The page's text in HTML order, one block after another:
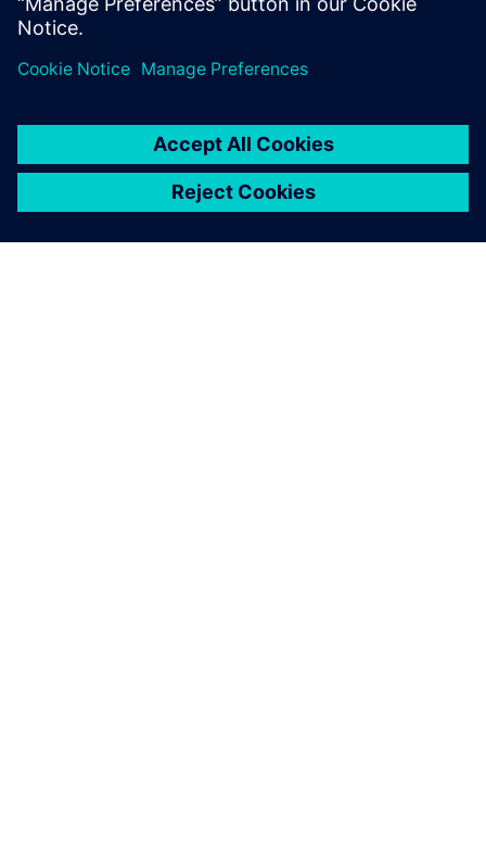
Compartir